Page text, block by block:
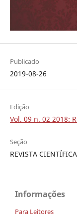
Publicado
2019-08-26
Edição
Vol. 09 n. 02 2018:
Seção
REVISTA
Informações
Para Leitores